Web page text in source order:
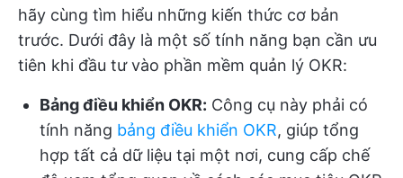
hãy cùng tìm hiểu những kiến thức cơ bản
trước. Dưới đây là một số tính năng bạn cần ưu
tiên khi đầu tư vào phần mềm quản lý OKR:
Bảng điều khiển OKR: Công cụ này phải có
tính năng bảng điều khiển OKR, giúp tổng
hợp tất cả dữ liệu tại một nơi, cung cấp chế